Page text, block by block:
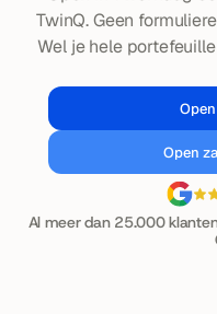
TwinQ. Geen
Wel je hele
Open
Al meer dan 25.000